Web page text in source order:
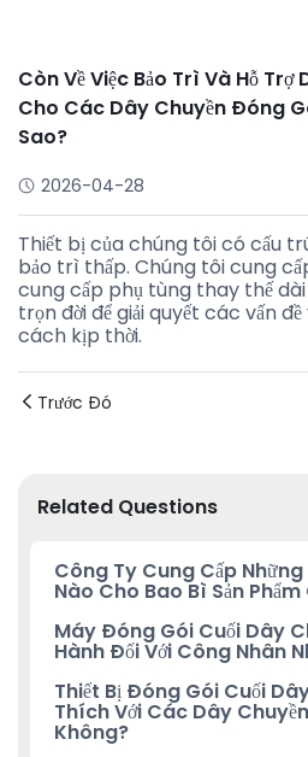
Còn Về Việc Bảo Trì Và Hỗ
Cho Các Dây Chuyền Đóng
Sao?
2026-04-28
Thiết bị của chúng tôi có cấu
bảo trì thấp. Chúng tôi cung
cung cấp phụ tùng thay thế
trọn đời để giải quyết các vấn
cách kịp thời.
Trước Đó
Related Questions
Công Ty Cung Cấp Những
Nào Cho Bao Bì Sản
Máy Đóng Gói Cuối Dây
Hành Đối Với Công Nhân
Thiết Bị Đóng Gói Cuối
Thích Với Các Dây
Không?